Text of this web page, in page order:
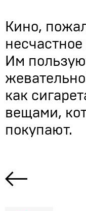
Кино,
Им
как
вещами,
покупают.